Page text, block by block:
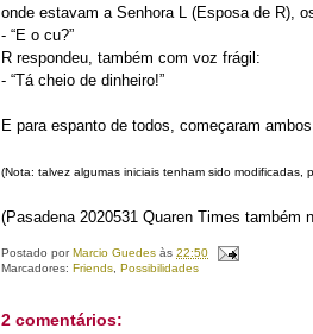
onde estavam a Senhora L (Esposa de R),
- “E o cu?”
R respondeu, também com voz frágil:
- “Tá cheio de dinheiro!”
E para espanto de todos, começaram
(Nota: talvez algumas iniciais tenham sido modificadas,
(Pasadena 2020531 Quaren Times também
Postado porMarcio Guedes às22:50
Marcadores:Friends ,Possibilidades
2 comentários: